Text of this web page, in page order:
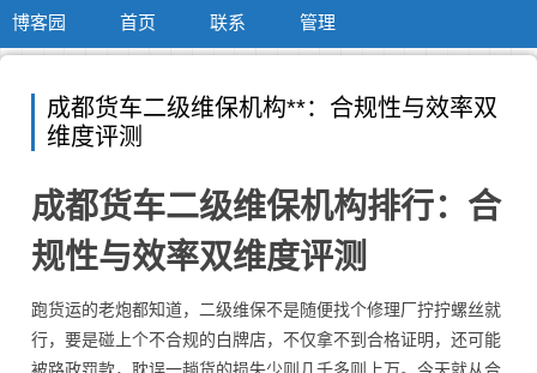
博客园 首页 联系 管理
成都货车二级维保机构**：合规性与效率双
维度评测
成都货车二级维保机构排行：合
规性与效率双维度评测
跑货运的老炮都知道，二级维保不是随便找个修理厂拧拧螺丝就
行，要是碰上个不合规的白牌店，不仅拿不到合格证明，还可能